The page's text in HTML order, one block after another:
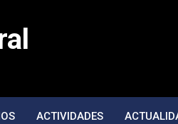
ACTIVIDADES